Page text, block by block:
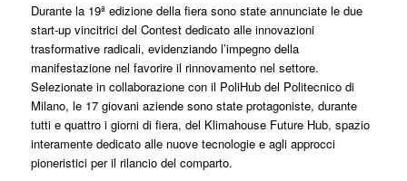
Durante la 19ª edizione della fiera sono state annunciate le due
start-up vincitrici del Contest dedicato alle innovazioni
trasformative radicali, evidenziando l’impegno della
manifestazione nel favorire il rinnovamento nel settore.
Selezionate in collaborazione con il PoliHub del Politecnico di
Milano, le 17 giovani aziende sono state protagoniste, durante
tutti e quattro i giorni di fiera, del Klimahouse Future Hub, spazio
interamente dedicato alle nuove tecnologie e agli approcci
pioneristici per il rilancio del comparto.